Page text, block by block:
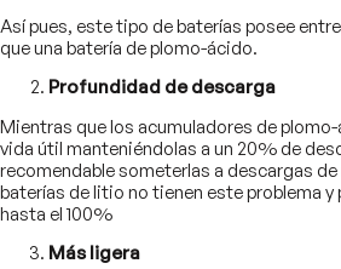
Así pues, este tipo de baterías posee
que una batería de plomo-ácido.
Profundidad de descarga
Mientras que los acumuladores de
vida útil manteniéndolas a un 20% de
recomendable someterlas a descargas
baterías de litio no tienen este problema y
hasta el 100%
Más ligera